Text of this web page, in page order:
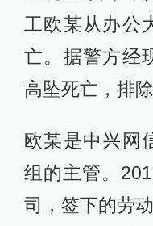
工欧某从办公
亡。据警方经
高坠死亡，排除
欧某是中兴网
组的主管。
司，签下的劳